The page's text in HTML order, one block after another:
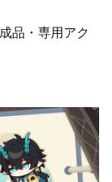
品・専用アク